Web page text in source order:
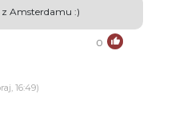
z Amsterdamu :)
0
16:49)